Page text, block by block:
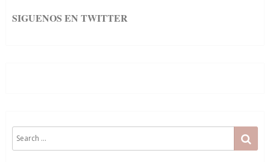
SIGUENOS EN TWITTER
for: